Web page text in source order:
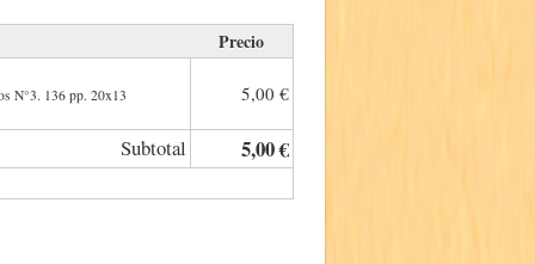
Precio
N°3. 136 pp. 20x13 5,00 €
Subtotal 5,00 €